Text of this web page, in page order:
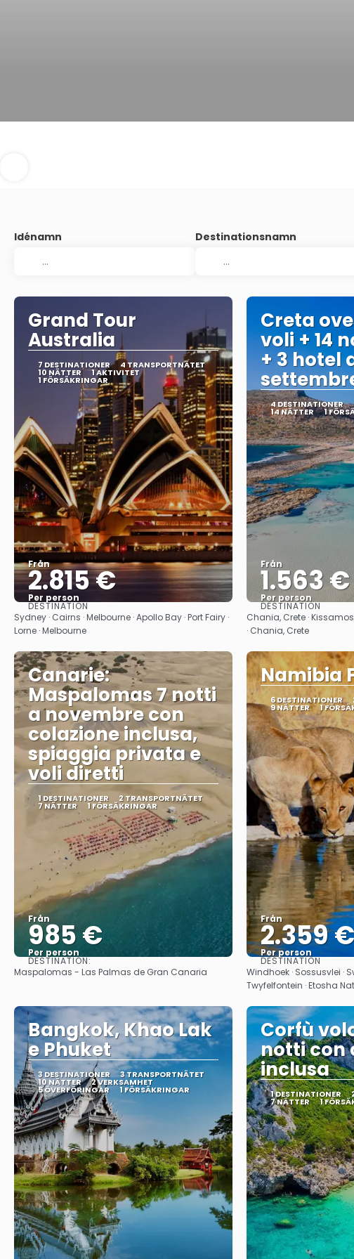
Idénamn Destinationsnamn
Grand Tour
Australia
7 DESTINATIONER 4 TRANSPORTNÄTET
10 NÄTTER 1 AKTIVITET
1 FÖRSÄKRINGAR
Från
2.815 €
Per person
Se
DESTINATION
Sydney · Cairns · Melbourne · Apollo Bay · Port Fairy ·
Lorne · Melbourne
Creta
voli + 14
+ 3 hotel
4 DESTINATIONER
14 NÄTTER 1
Från
1.563 €
Per person
DESTINATION
Chania, Crete ·
· Chania, Crete
Canarie:
Maspalomas 7 notti
a novembre con
colazione inclusa,
spiaggia privata e
voli diretti
1 DESTINATIONER 2 TRANSPORTNÄTET
7 NÄTTER 1 FÖRSÄKRINGAR
Från
985 €
Per person
Se
DESTINATION:
Maspalomas - Las Palmas de Gran Canaria
Namibia
6 DESTINATIONER
9 NÄTTER 1
Från
2.359 €
Per person
DESTINATION
Windhoek · Sossusvlei ·
Twyfelfontein · Etosha
Bangkok, Khao Lak
e Phuket
3 DESTINATIONER 3 TRANSPORTNÄTET
10 NÄTTER 2 VERKSAMHET
5 ÖVERFÖRINGAR 1 FÖRSÄKRINGAR
Corfù
notti con
inclusa
1 DESTINATIONER
7 NÄTTER 1